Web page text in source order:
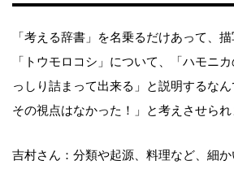
「考える辞書」を名乗るだけあって、描
「トウモロコシ」について、「ハモニ
っしり詰まって出来る」と説明するなん
その視点はなかった！」と考えさせられ
吉村さん：分類や起源、料理など、細か